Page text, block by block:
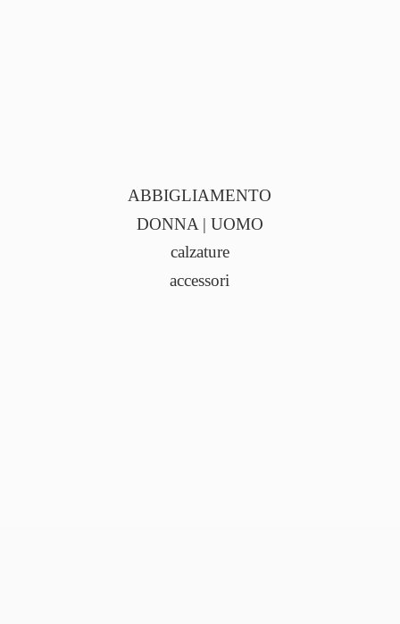
ABBIGLIAMENTO
DONNA | UOMO
calzature
accessori